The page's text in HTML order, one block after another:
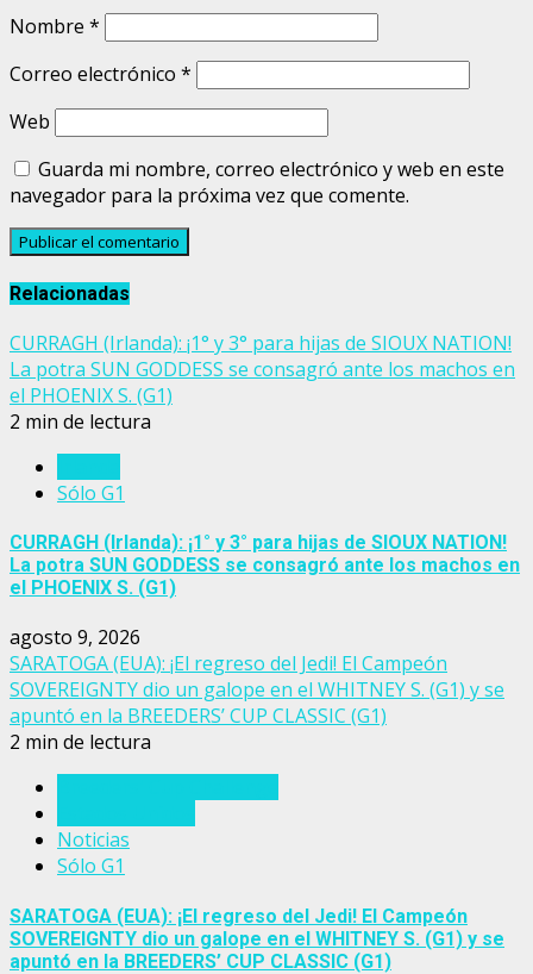
Nombre *
Correo electrónico *
Web
Guarda mi nombre, correo electrónico y web en este
navegador para la próxima vez que comente.
Relacionadas
CURRAGH (Irlanda): ¡1° y 3° para hijas de SIOUX NATION!
La potra SUN GODDESS se consagró ante los machos en
el PHOENIX S. (G1)
2 min de lectura
Sólo G1
CURRAGH (Irlanda): ¡1° y 3° para hijas de SIOUX NATION!
La potra SUN GODDESS se consagró ante los machos en
el PHOENIX S. (G1)
agosto 9, 2026
SARATOGA (EUA): ¡El regreso del Jedi! El Campeón
SOVEREIGNTY dio un galope en el WHITNEY S. (G1) y se
apuntó en la BREEDERS’ CUP CLASSIC (G1)
2 min de lectura
Noticias
Sólo G1
SARATOGA (EUA): ¡El regreso del Jedi! El Campeón
SOVEREIGNTY dio un galope en el WHITNEY S. (G1) y se
apuntó en la BREEDERS’ CUP CLASSIC (G1)